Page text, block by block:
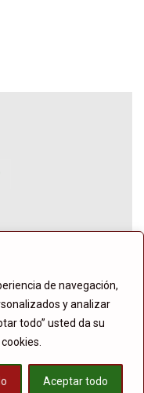
de navegación,
y analizar
todo” usted da su
Aceptar todo
INTERNACIONAL